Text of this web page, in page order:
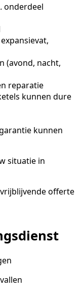
onderdeel
(avond, nacht,
reparatie
kunnen dure
kunnen
situatie in
offerte